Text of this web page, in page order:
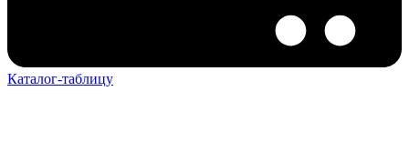
Каталог-таблицу